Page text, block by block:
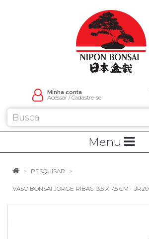
Minha conta
Acessar/Cadastre-se
Menu
PESQUISAR
VASO BONSAI JORGE RIBAS 13,5 X 7,5 CM - JR20